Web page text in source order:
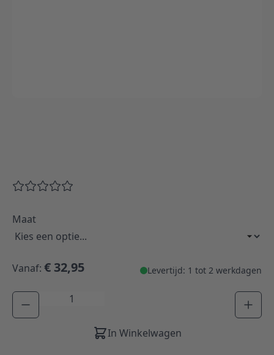
Maat
Vanaf: € 32,95 Levertijd: 1 tot 2 werkdagen
Aantal
In Winkelwagen